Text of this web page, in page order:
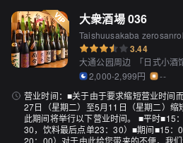
大衆酒場 036
Taishuusakaba
3.44
大通公园周边 「日式小酒
2,000-2,999円
--
营业时间： ■关于由于要求缩短营业时间
27日（星期二）至5月11日（星期二）缩
此期间将举行以下营业时间。 ■平时■15
30，饮料最后点单23：30）■期间■15：
20：00）对于由此给您带来的不便，我